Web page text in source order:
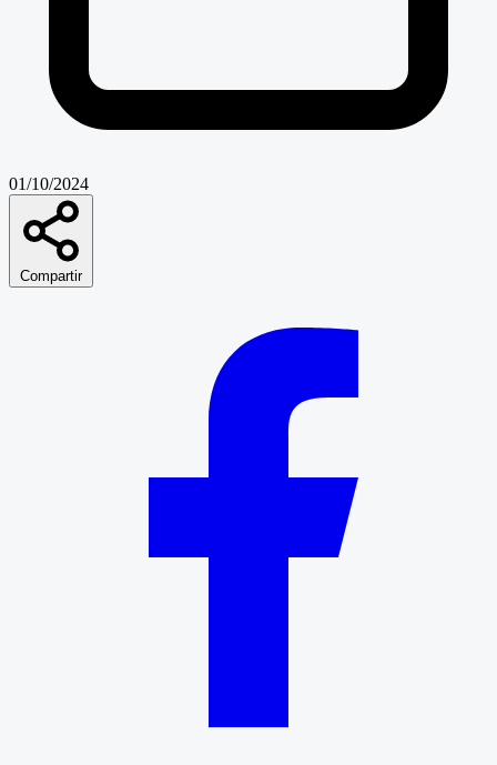
01/10/2024
Compartir